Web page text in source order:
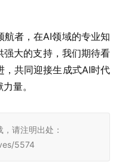
航者，在AI领域的专业知
大的支持，我们期待看
，共同迎接生成式AI时代
量。
请注明出处：
5574